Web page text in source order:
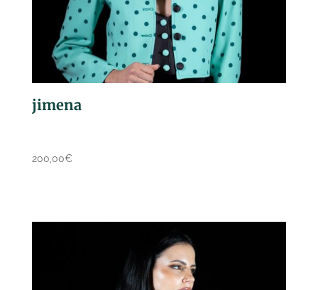
jimena
200,00€